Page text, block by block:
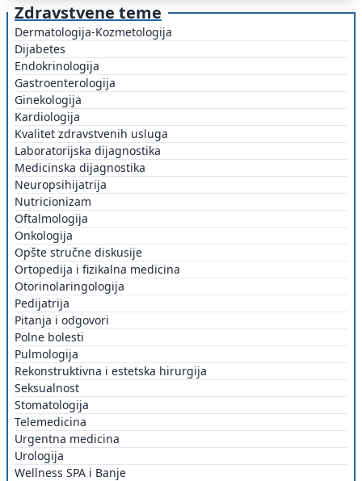
Zdravstvene teme
Dermatologija-Kozmetologija
Dijabetes
Endokrinologija
Gastroenterologija
Ginekologija
Kardiologija
Kvalitet zdravstvenih usluga
Laboratorijska dijagnostika
Medicinska dijagnostika
Neuropsihijatrija
Nutricionizam
Oftalmologija
Onkologija
Opšte stručne diskusije
Ortopedija i fizikalna medicina
Otorinolaringologija
Pedijatrija
Pitanja i odgovori
Polne bolesti
Pulmologija
Rekonstruktivna i estetska hirurgija
Seksualnost
Stomatologija
Telemedicina
Urgentna medicina
Urologija
Wellness SPA i Banje